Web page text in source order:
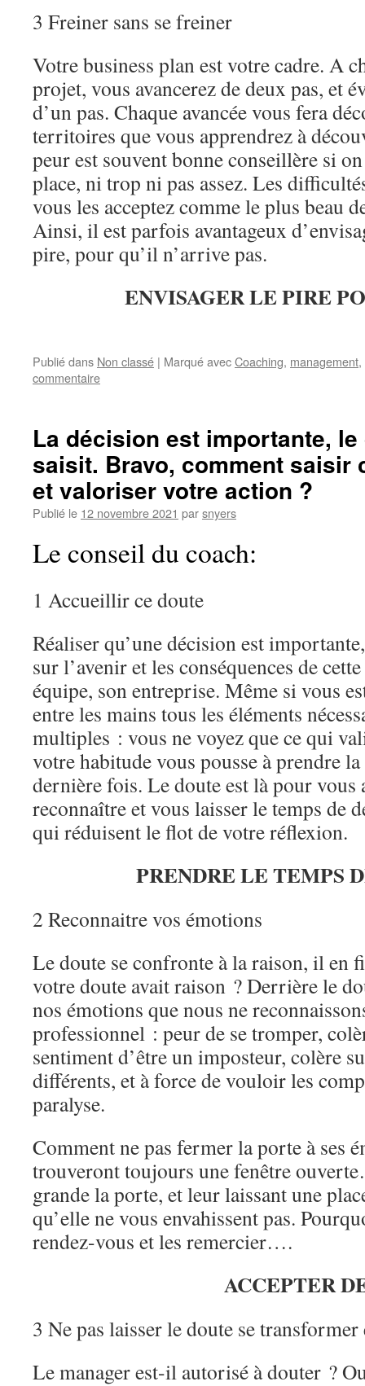
3 Freiner sans se freiner
Votre business plan est votre cadre. A
projet, vous avancerez de deux pas, et
d’un pas. Chaque avancée vous fera
territoires que vous apprendrez à
peur est souvent bonne conseillère si
place, ni trop ni pas assez. Les
vous les acceptez comme le plus beau
Ainsi, il est parfois avantageux
pire, pour qu’il n’arrive pas.
ENVISAGER LE PIRE
Publié dans Non classé | Marqué avecCoaching, management,
commentaire
La décision est importante,
saisit. Bravo, comment saisir
et valoriser votre action ?
Publié le 12 novembre 2021 parsnyers
Le conseil du coach:
1 Accueillir ce doute
Réaliser qu’une décision est
sur l’avenir et les conséquences de
équipe, son entreprise. Même si vous
entre les mains tous les éléments
multiples : vous ne voyez que ce qui
votre habitude vous pousse à prendre
dernière fois. Le doute est là pour
reconnaître et vous laisser le temps de
qui réduisent le flot de votre réflexion.
PRENDRE LE TEMPS
2 Reconnaitre vos émotions
Le doute se confronte à la raison, il en
votre doute avait raison ? Derrière le
nos émotions que nous ne
professionnel : peur de se tromper,
sentiment d’être un imposteur, colère
différents, et à force de vouloir les
paralyse.
Comment ne pas fermer la porte à ses
trouveront toujours une fenêtre
grande la porte, et leur laissant une
qu’elle ne vous envahissent pas.
rendez-vous et les remercier….
ACCEPTER
3 Ne pas laisser le doute se transformer
Le manager est-il autorisé à douter ?